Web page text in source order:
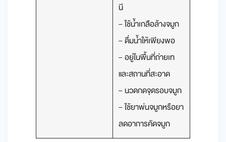
นี
– ใช้น้ำเกลือล้างจมูก
– ดื่มน้ำให้เพียงพอ
– อยู่ในพื้นที่ถ่ายเท
และสถานที่สะอาด
– นวดกดจุดรอบจมูก
– ใช้ยาพ่นจมูกหรือยา
ลดอาการคัดจมูก